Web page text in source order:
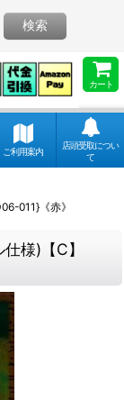
カート
検索
ご利用案内
店頭受取につい
て
011}《赤》
様)【C】